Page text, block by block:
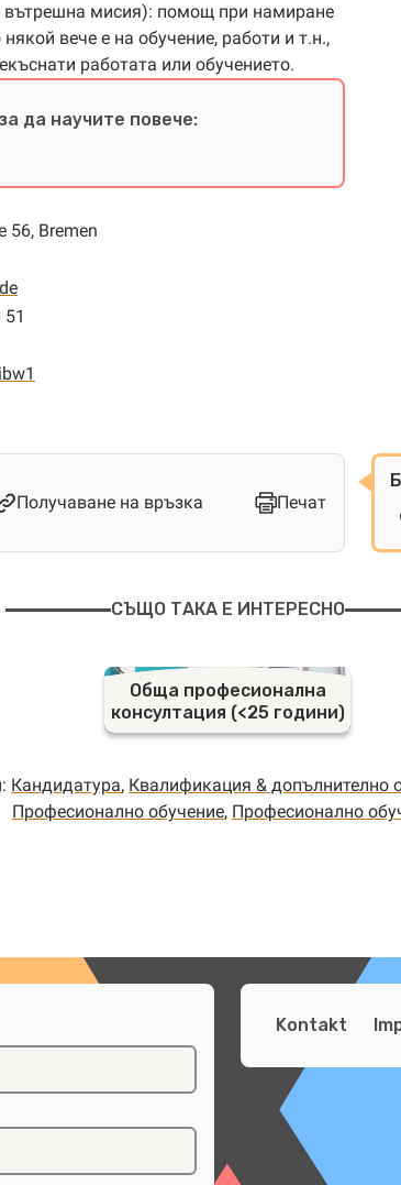
вътрешна мисия): помощ при намиране
вече е на обучение, работи и т.н.,
работата или обучението.
да научите повече:
56, Bremen
Получаване на връзка Печат
СЪЩО ТАКА Е ИНТЕРЕСНО
Обща професионална
консултация (<25 години)
Кандидатура, Квалификация & допълнително
Професионално обучение, Професионално
Kontakt